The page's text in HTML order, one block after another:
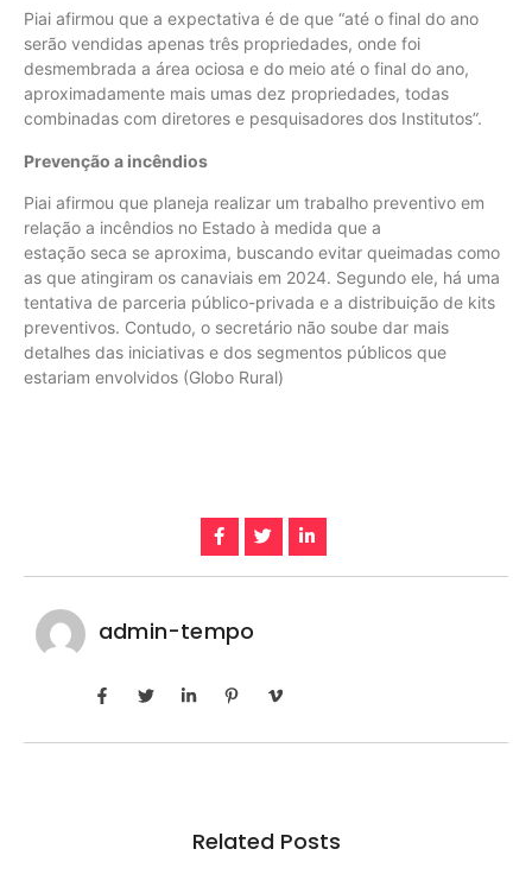
Piai afirmou que a expectativa é de que “até o final do ano
serão vendidas apenas três propriedades, onde foi
desmembrada a área ociosa e do meio até o final do ano,
aproximadamente mais umas dez propriedades, todas
combinadas com diretores e pesquisadores dos Institutos”.
Prevenção a incêndios
Piai afirmou que planeja realizar um trabalho preventivo em
relação a incêndios no Estado à medida que a
estação seca se aproxima, buscando evitar queimadas como
as que atingiram os canaviais em 2024. Segundo ele, há uma
tentativa de parceria público-privada e a distribuição de kits
preventivos. Contudo, o secretário não soube dar mais
detalhes das iniciativas e dos segmentos públicos que
estariam envolvidos (Globo Rural)
admin-tempo
Related Posts